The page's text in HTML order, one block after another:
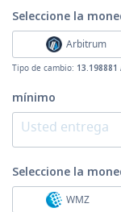
Seleccione la
Arbitrum
Tipo de cambio: 13.198881
mínimo
Seleccione la
WMZ